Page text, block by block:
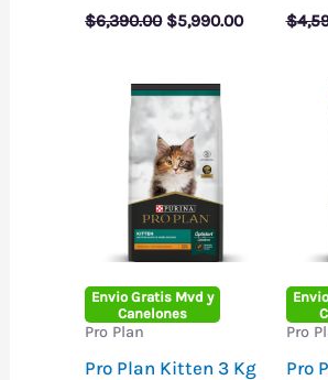
$6,390.00 El
precio
$6,390.00.
$5,990.00
precio
$
Envio Gratis Mvd y
Canelones
Pro Plan
Pro Plan Kitten 3 Kg
Pro
Pro